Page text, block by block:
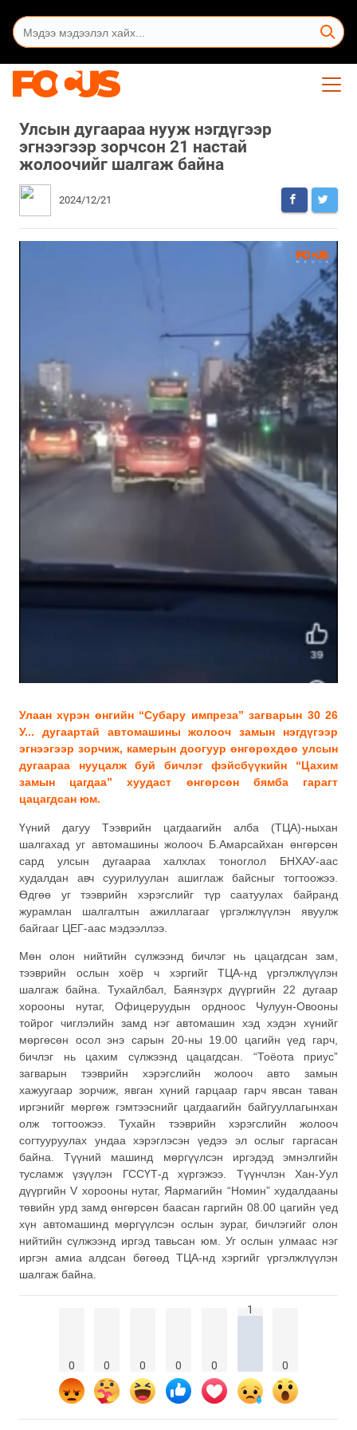
Улсын дугаараа нууж нэгдүгээр
эгнээгээр зорчсон 21 настай
жолоочийг шалгаж байна
2024/12/21
Улаан хүрэн өнгийн “Субару импреза” загварын 30 26
У... дугаартай автомашины жолооч замын нэгдүгээр
эгнээгээр зорчиж, камерын доогуур өнгөрөхдөө улсын
дугаараа нууцалж буй бичлэг фэйсбүүкийн “Цахим
замын цагдаа” хуудаст өнгөрсөн бямба гарагт
цацагдсан юм.
Үүний дагуу Тээврийн цагдаагийн алба (ТЦА)-ныхан
шалгахад уг автомашины жолооч Б.Амарсайхан өнгөрсөн
сард улсын дугаараа халхлах тоноглол БНХАУ-аас
худалдан авч суурилуулан ашиглаж байсныг тогтоожээ.
Өдгөө уг тээврийн хэрэгслийг түр саатуулах байранд
журамлан шалгалтын ажиллагааг үргэлжлүүлэн явуулж
байгааг ЦЕГ-аас мэдээллээ.
Мөн олон нийтийн сүлжээнд бичлэг нь цацагдсан зам,
тээврийн ослын хоёр ч хэргийг ТЦА-нд үргэлжлүүлэн
шалгаж байна. Тухайлбал, Баянзүрх дүүргийн 22 дугаар
хорооны нутаг, Офицеруудын ордноос Чулуун-Овооны
тойрог чиглэлийн замд нэг автомашин хэд хэдэн хүнийг
мөргөсөн осол энэ сарын 20-ны 19.00 цагийн үед гарч,
бичлэг нь цахим сүлжээнд цацагдсан. “Тоёота приус”
загварын тээврийн хэрэгслийн жолооч авто замын
хажуугаар зорчиж, явган хүний гарцаар гарч явсан таван
иргэнийг мөргөж гэмтээснийг цагдаагийн байгууллагынхан
олж тогтоожээ. Тухайн тээврийн хэрэгслийн жолооч
согтууруулах ундаа хэрэглэсэн үедээ эл ослыг гаргасан
байна. Түүний машинд мөргүүлсэн иргэдэд эмнэлгийн
тусламж үзүүлэн ГССҮТ-д хүргэжээ. Түүнчлэн Хан-Уул
дүүргийн V хорооны нутаг, Яармагийн “Номин” худалдааны
төвийн урд замд өнгөрсөн баасан гаргийн 08.00 цагийн үед
хүн автомашинд мөргүүлсэн ослын зураг, бичлэгийг олон
нийтийн сүлжээнд иргэд тавьсан юм. Уг ослын улмаас нэг
иргэн амиа алдсан бөгөөд ТЦА-нд хэргийг үргэлжлүүлэн
шалгаж байна.
0 0 0 0 0
1
0